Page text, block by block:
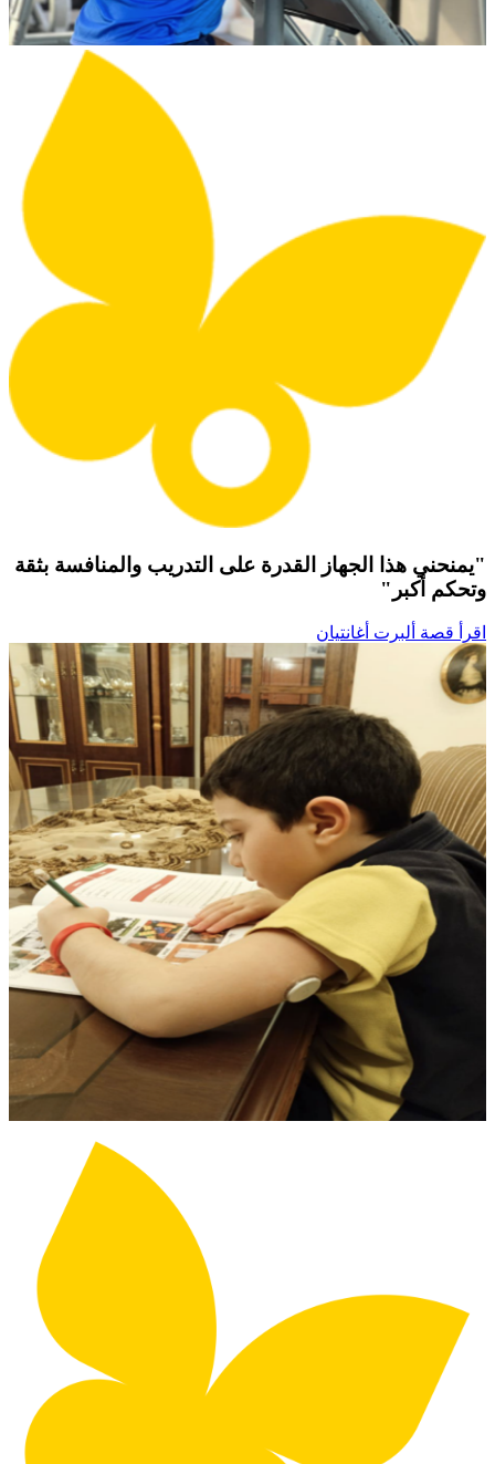
"يمنحني هذا الجهاز القدرة على التدريب والمنافسة بثقة
وتحكم أكبر"
اقرأ قصة ألبرت أغانتيان